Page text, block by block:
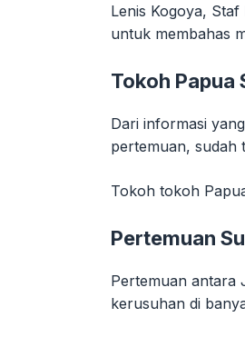
Lenis Kogoya,
untuk membahas
Tokoh Papua
Dari informasi
pertemuan, sudah
Tokoh tokoh
Pertemuan
Pertemuan antara
kerusuhan di